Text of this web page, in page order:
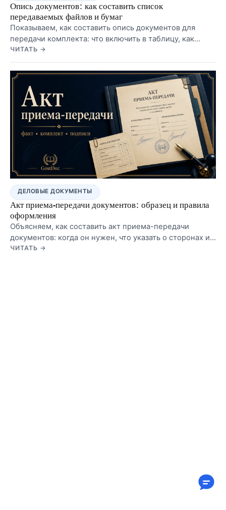
Опись документов: как составить список
передаваемых файлов и бумаг
Показываем, как составить опись документов для
передачи комплекта: что включить в таблицу, как
указать листы, экземпляры и файлы, чем опись
отличается от сопроводительного письма и акта
приема-передачи.
ЧИТАТЬ →
ДЕЛОВЫЕ ДОКУМЕНТЫ
Акт приема-передачи документов: образец и правила
оформления
Объясняем, как составить акт приема-передачи
документов: когда он нужен, что указать о сторонах и
комплекте, как связать акт с описью, какие
ЧИТАТЬ →